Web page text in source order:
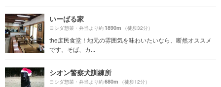
いーばる家
ヨシダ惣菜・弁当より約1890m （徒歩32分）
the庶民食堂！地元の雰囲気を味わいたいなら、断然オススメ
です。そば、カ...
シオン警察犬訓練所
ヨシダ惣菜・弁当より約680m （徒歩12分）